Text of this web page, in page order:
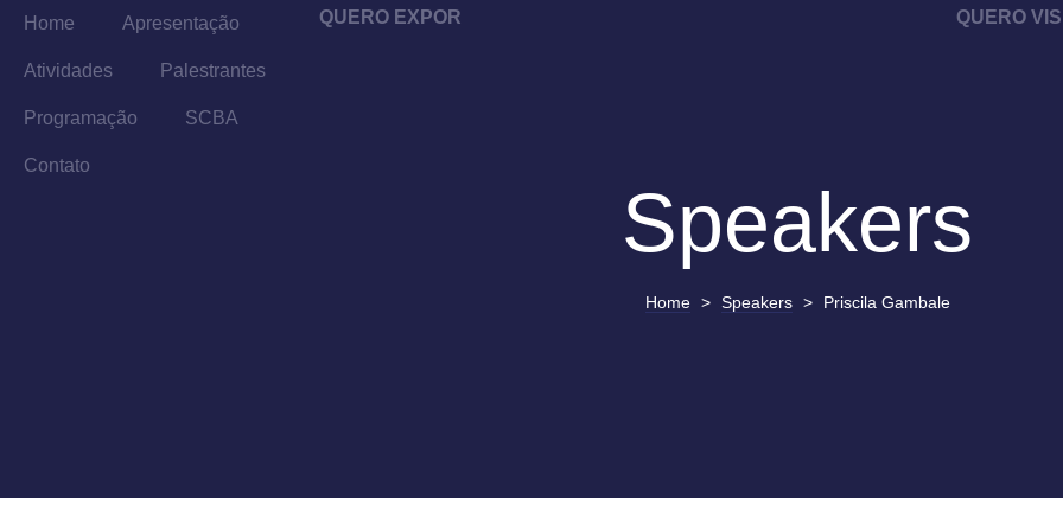
Home Apresentação
Atividades Palestrantes
Programação SCBA
Contato
QUERO EXPOR QUERO
Speakers
Home > Speakers > Priscila Gambale